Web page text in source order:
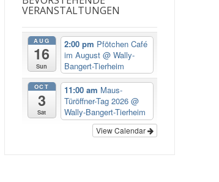
VERANSTALTUNGEN
AUG
16
Sun
2:00 pm Pfötchen Café
im August @ Wally-
Bangert-Tierheim
OCT
3
Sat
11:00 am Maus-
Türöffner-Tag 2026 @
Wally-Bangert-Tierheim
View Calendar